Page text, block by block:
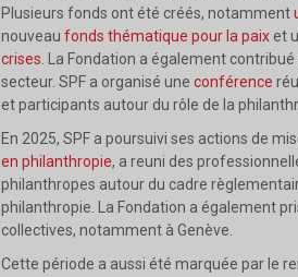
Plusieurs fonds ont été créés, notamment
nouveau fonds thématique pour la paix et
crises . La Fondation a également
secteur. SPF a organisé une conférence
et participants autour du rôle de la
En 2025, SPF a poursuivi ses actions de
en philanthropie, a reuni des
philanthropes autour du cadre
philanthropie. La Fondation a également
collectives, notamment à Genève.
Cette période a aussi été marquée par le